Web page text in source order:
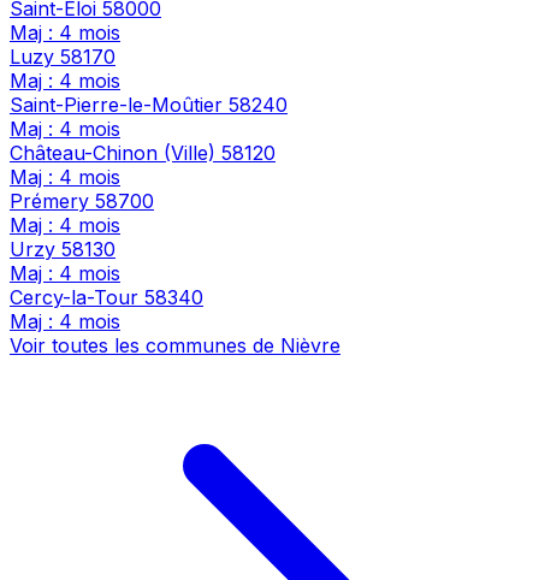
Saint-Éloi 58000
Maj : 4 mois
Luzy 58170
Maj : 4 mois
Saint-Pierre-le-Moûtier 58240
Maj : 4 mois
Château-Chinon (Ville) 58120
Maj : 4 mois
Prémery 58700
Maj : 4 mois
Urzy 58130
Maj : 4 mois
Cercy-la-Tour 58340
Maj : 4 mois
Voir toutes les communes de Nièvre